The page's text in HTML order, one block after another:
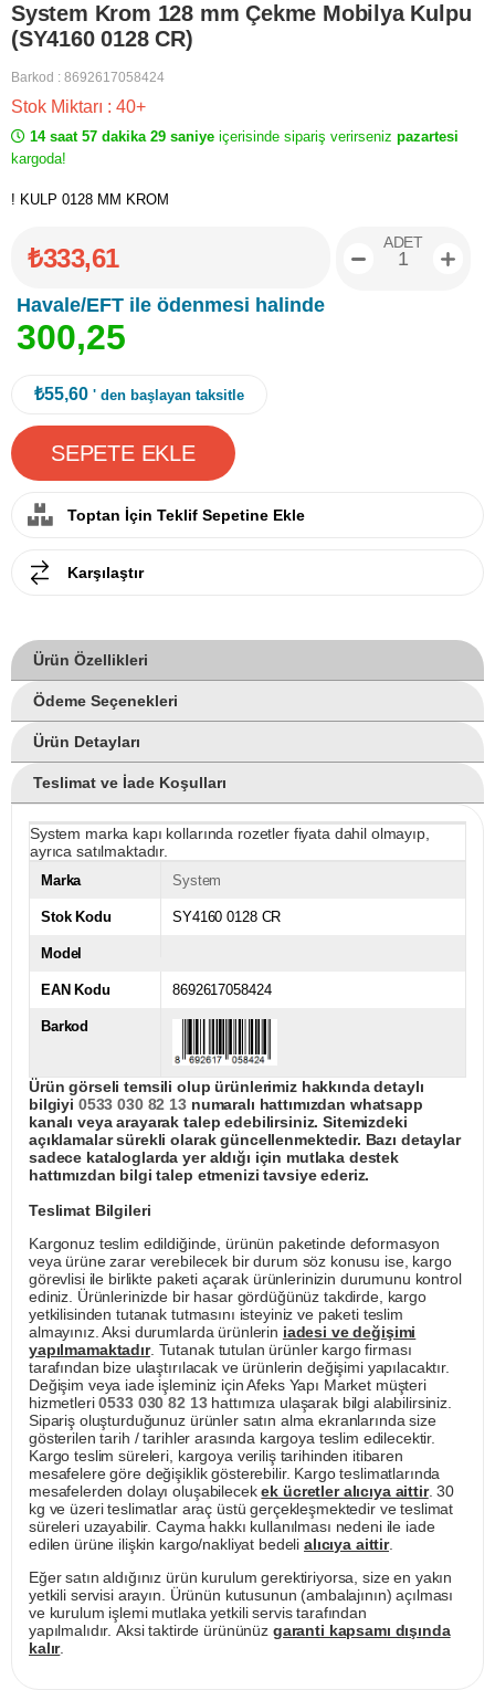
System Krom 128 mm Çekme Mobilya Kulpu
(SY4160 0128 CR)
Barkod : 8692617058424
Stok Miktarı : 40+
14 saat 57 dakika 29 saniye içerisinde sipariş verirseniz pazartesi
kargoda!
! KULP 0128 MM KROM
₺333,61
Havale/EFT ile ödenmesi halinde
300,25
ADET
₺55,60 ' den başlayan taksitle
Toptan İçin Teklif Sepetine Ekle
Karşılaştır
Ürün Özellikleri
Ödeme Seçenekleri
Ürün Detayları
Teslimat ve İade Koşulları
System marka kapı kollarında rozetler fiyata dahil olmayıp,
ayrıca satılmaktadır.
Marka System
Stok Kodu SY4160 0128 CR
Model
EAN Kodu 8692617058424
Barkod
Ürün görseli temsili olup ürünlerimiz hakkında detaylı
bilgiyi 0533 030 82 13numaralı hattımızdan whatsapp
kanalı veya arayarak talep edebilirsiniz. Sitemizdeki
açıklamalar sürekli olarak güncellenmektedir. Bazı detaylar
sadece kataloglarda yer aldığı için mutlaka destek
hattımızdan bilgi talep etmenizi tavsiye ederiz.
Teslimat Bilgileri
Kargonuz teslim edildiğinde, ürünün paketinde deformasyon
veya ürüne zarar verebilecek bir durum söz konusu ise, kargo
görevlisi ile birlikte paketi açarak ürünlerinizin durumunu kontrol
ediniz. Ürünlerinizde bir hasar gördüğünüz takdirde, kargo
yetkilisinden tutanak tutmasını isteyiniz ve paketi teslim
almayınız. Aksi durumlarda ürünlerin iadesi ve değişimi
yapılmamaktadır. Tutanak tutulan ürünler kargo firması
tarafından bize ulaştırılacak ve ürünlerin değişimi yapılacaktır.
Değişim veya iade işleminiz için Afeks Yapı Market müşteri
hizmetleri0533 030 82 13hattımıza ulaşarak bilgi alabilirsiniz.
Sipariş oluşturduğunuz ürünler satın alma ekranlarında size
gösterilen tarih / tarihler arasında kargoya teslim edilecektir.
Kargo teslim süreleri, kargoya veriliş tarihinden itibaren
mesafelere göre değişiklik gösterebilir. Kargo teslimatlarında
mesafelerden dolayı oluşabilecekek ücretler alıcıya aittir. 30
kg ve üzeri teslimatlar araç üstü gerçekleşmektedir ve teslimat
süreleri uzayabilir. Cayma hakkı kullanılması nedeni ile iade
edilen ürüne ilişkin kargo/nakliyat bedeli alıcıya aittir.
Eğer satın aldığınız ürün kurulum gerektiriyorsa, size en yakın
yetkili servisi arayın. Ürünün kutusunun (ambalajının) açılması
ve kurulum işlemi mutlaka yetkili servis tarafından
yapılmalıdır. Aksi taktirde ürününüz garanti kapsamı dışında
kalır.